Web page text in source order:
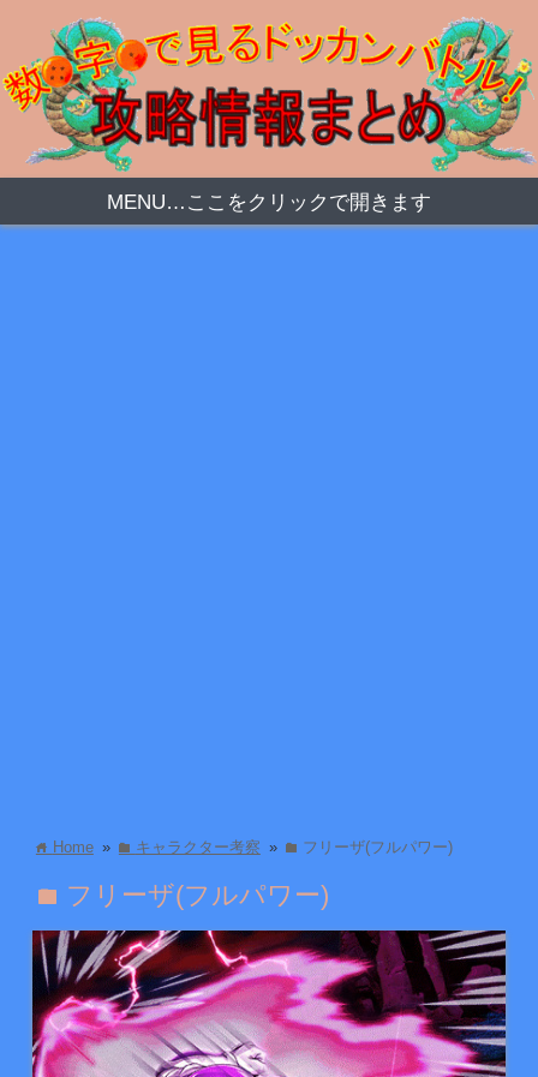
MENU…ここをクリックで開きます
home Home » folder キャラクター考察 » folder フリーザ(フルパワー)
folder フリーザ(フルパワー)